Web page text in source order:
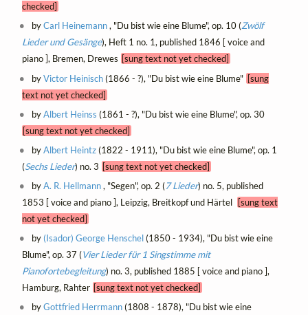
checked]
byCarl Heinemann, "Du bist wie eine Blume", op. 10 (Zwölf
Lieder und Gesänge), Heft 1 no. 1, published 1846 [ voice and
piano ], Bremen, Drewes [sung text not yet checked]
byVictor Heinisch(1866 - ?), "Du bist wie eine Blume"[sung
text not yet checked]
byAlbert Heinss (1861 - ?), "Du bist wie eine Blume", op. 30
[sung text not yet checked]
byAlbert Heintz(1822 - 1911), "Du bist wie eine Blume", op. 1
(Sechs Lieder) no. 3 [sung text not yet checked]
byA. R. Hellmann, "Segen", op. 2 (7 Lieder) no. 5, published
1853 [ voice and piano ], Leipzig, Breitkopf und Härtel
[sung text
not yet checked]
by (Isador) George Henschel(1850 - 1934), "Du bist wie eine
Blume", op. 37 (Vier Lieder für 1 Singstimme mit
Pianofortebegleitung) no. 3, published 1885 [ voice and piano ],
Hamburg, Rahter [sung text not yet checked]
byGottfried Herrmann(1808 - 1878), "Du bist wie eine